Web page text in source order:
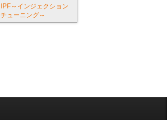
IPF～インジェクション
チューニング～